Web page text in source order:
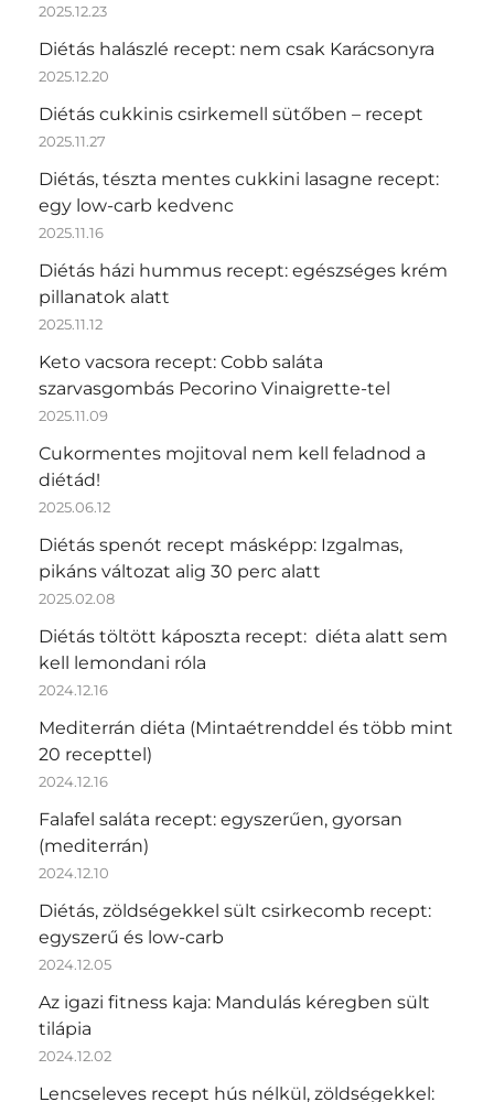
2025.12.23
Diétás halászlé recept: nem csak Karácsonyra
2025.12.20
Diétás cukkinis csirkemell sütőben – recept
2025.11.27
Diétás, tészta mentes cukkini lasagne recept:
egy low-carb kedvenc
2025.11.16
Diétás házi hummus recept: egészséges krém
pillanatok alatt
2025.11.12
Keto vacsora recept: Cobb saláta
szarvasgombás Pecorino Vinaigrette-tel
2025.11.09
Cukormentes mojitoval nem kell feladnod a
diétád!
2025.06.12
Diétás spenót recept másképp: Izgalmas,
pikáns változat alig 30 perc alatt
2025.02.08
Diétás töltött káposzta recept: diéta alatt sem
kell lemondani róla
2024.12.16
Mediterrán diéta (Mintaétrenddel és több mint
20 recepttel)
2024.12.16
Falafel saláta recept: egyszerűen, gyorsan
(mediterrán)
2024.12.10
Diétás, zöldségekkel sült csirkecomb recept:
egyszerű és low-carb
2024.12.05
Az igazi fitness kaja: Mandulás kéregben sült
tilápia
2024.12.02
Lencseleves recept hús nélkül, zöldségekkel: